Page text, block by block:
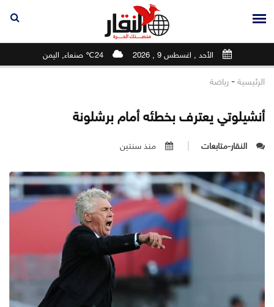
الأحد , اغسطس 9 , 2026 24℃ صنعاء, اليمن
الرئيسية - رياضة
أنشيلوتي يعترف بخطئه أمام برشلونة
النقار-متابعات منذ سنتين